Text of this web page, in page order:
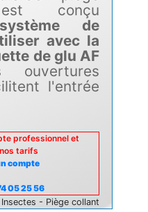
conçu
de
avec la
de glu AF
l'entrée
professionnel et
tarifs
compte
05 25 56
Insectes - Piège collant